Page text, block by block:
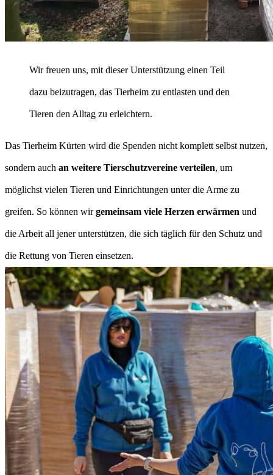
Wir freuen uns, mit dieser Unterstützung einen Teil
dazu beizutragen, das Tierheim zu entlasten und den
Tieren den Alltag zu erleichtern.
Das Tierheim Kürten wird die Spenden nicht komplett selbst nutzen,
sondern auch an weitere Tierschutzvereine verteilen, um
möglichst vielen Tieren und Einrichtungen unter die Arme zu
greifen. So können wirgemeinsam viele Herzen erwärmen und
die Arbeit all jener unterstützen, die sich täglich für den Schutz und
die Rettung von Tieren einsetzen.